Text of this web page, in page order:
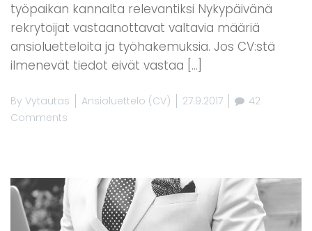
työpaikan kannalta relevantiksi Nykypäivänä
rekrytoijat vastaanottavat valtavia määriä
ansioluetteloita ja työhakemuksia. Jos CV:stä
ilmenevät tiedot eivät vastaa […]
By Vytautas Ansioluettelo (CV) 27.9.2017
42
Comments